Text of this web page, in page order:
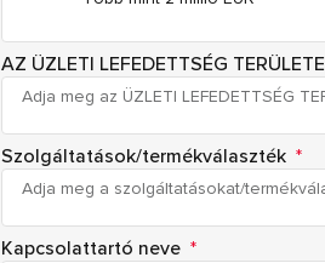
AZ ÜZLETI LEFEDETTSÉG TERÜLETE
Szolgáltatások/termékválaszték *
Kapcsolattartó neve *